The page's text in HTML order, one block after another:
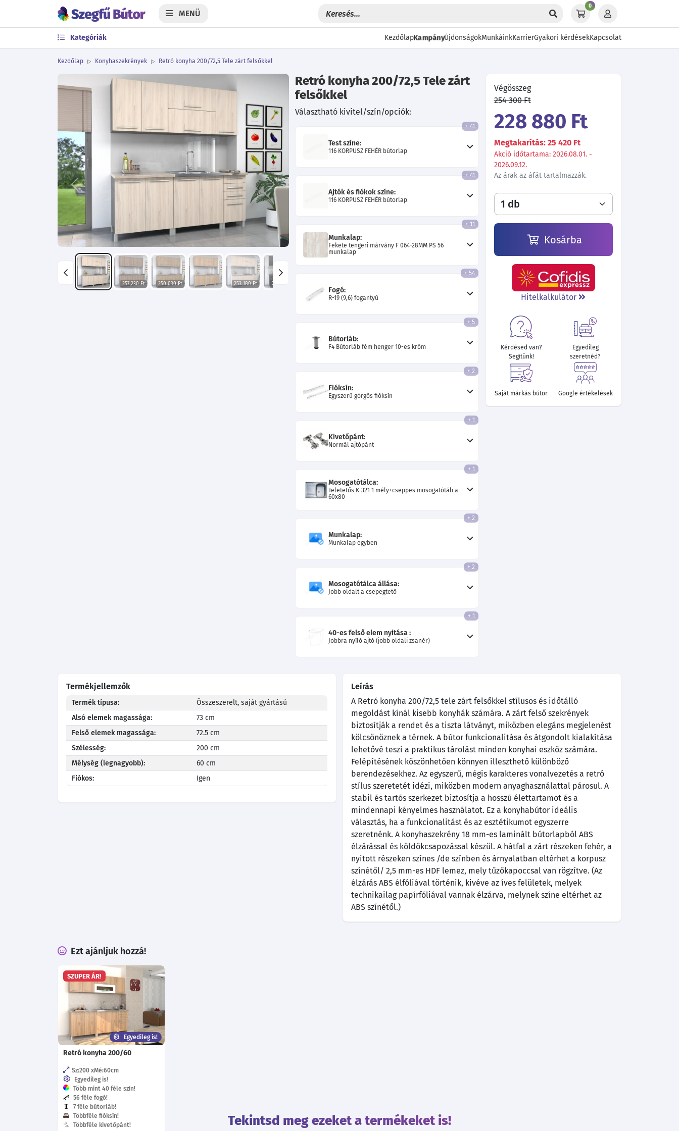
MENÜ
0
Kategóriák KezdőlapKampányÚjdonságokMunkáinkKarrierGyakori kérdésekKapcsolat
Kezdőlap Konyhaszekrények Retró konyha 200/72,5 Tele zárt felsőkkel
Előző Következő
257 230 Ft 250 030 Ft 253 180 Ft 255 610 Ft 255 880 Ft
Retró konyha 200/72,5 Tele zárt
felsőkkel
Választható kivitel/szín/opciók:
Test színe:
116 KORPUSZ FEHÉR bútorlap
+ 41
Ajtók és fiókok színe:
116 KORPUSZ FEHÉR bútorlap
+ 41
Munkalap:
Fekete tengeri márvány F 064-28MM PS 56
munkalap
+ 11
Fogó:
R-19 (9,6) fogantyú
+ 54
Bútorláb:
F4 Bútorláb fém henger 10-es króm
+ 5
Fióksín:
Egyszerű görgős fióksín
+ 2
Kivetőpánt:
Normál ajtópánt
+ 1
Mosogatótálca:
Teletetős K-321 1 mély+cseppes mosogatótálca
60x80
+ 1
Munkalap:
Munkalap egyben
+ 2
Mosogatótálca állása:
Jobb oldalt a csepegtető
+ 2
40-es felső elem nyitása :
Jobbra nyíló ajtó (jobb oldali zsanér)
+ 1
Végösszeg
254 300 Ft
228 880 Ft
Megtakarítás: 25 420 Ft
Akció időtartama: 2026.08.01. -
2026.09.12.
Az árak az áfát tartalmazzák.
Kosárba
Hitelkalkulátor
Kérdésed van?
Segítünk!
Egyedileg
szeretnéd?
Saját márkás bútor Google értékelések
Termékjellemzők
Termék típusa:
Összeszerelt, saját gyártású
Alsó elemek magassága:
73 cm
Felső elemek magassága:
72.5 cm
Szélesség:
200 cm
Mélység (legnagyobb):
60 cm
Fiókos:
Igen
Leírás
A Retró konyha 200/72,5 tele zárt felsőkkel stílusos és időtálló
megoldást kínál kisebb konyhák számára. A zárt felső szekrények
biztosítják a rendet és a tiszta látványt, miközben elegáns megjelenést
kölcsönöznek a térnek. A bútor funkcionalitása és átgondolt kialakítása
lehetővé teszi a praktikus tárolást minden konyhai eszköz számára.
Felépítésének köszönhetően könnyen illeszthető különböző
berendezésekhez. Az egyszerű, mégis karakteres vonalvezetés a retró
stílus szeretetét idézi, miközben modern anyaghasználattal párosul. A
stabil és tartós szerkezet biztosítja a hosszú élettartamot és a
mindennapi kényelmes használatot. Ez a konyhabútor ideális
választás, ha a funkcionalitást és az esztétikumot egyszerre
szeretnénk. A konyhaszekrény 18 mm-es laminált bútorlapból ABS
élzárással és köldökcsapozással készül. A hátfal a zárt részeken fehér, a
nyitott részeken színes /de színben és árnyalatban eltérhet a korpusz
színétől/ 2,5 mm-es HDF lemez, mely tűzőkapoccsal van rögzítve. (Az
élzárás ABS élfóliával történik, kivéve az íves felületek, melyek
technikailag papírfóliával vannak élzárva, melynek színe eltérhet az
ABS színétől.)
Ezt ajánljuk hozzá!
SZUPER ÁR!
Egyedileg is!
Retró konyha 200/60
Sz:200 Mé:60cm
Egyedileg is!
Több mint 40 féle szín!
56 féle fogó!
7 féle bútorláb!
Többféle fióksín!
Többféle kivetőpánt!
Tekintsd meg ezeket a termékeket is!